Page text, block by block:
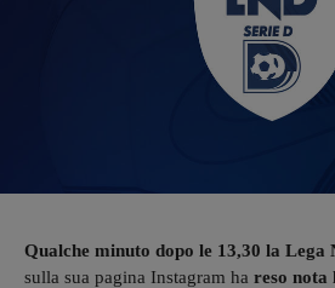
Qualche minuto dopo le 13,30 la Lega
sulla sua pagina Instagram ha reso nota